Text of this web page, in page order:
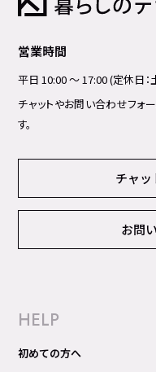
営業時間
平日 10:00 ～ 17:00 (定休日：
チャットやお問い合わせフォ
す。
チャッ
お問
HELP
初めての方へ